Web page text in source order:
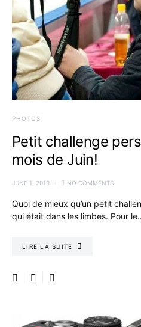
PHOTOS
Petit challenge
mois de Juin!
JUNE 1, 2019 NO COMMENTS
Quoi de mieux qu’un petit
qui était dans les limbes. Pour
LIRE LA SUITE